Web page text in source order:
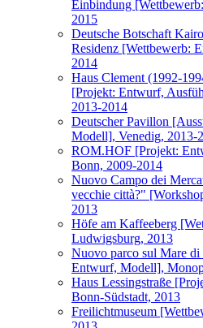
Einbindung
2015
Deutsche Botschaft
Residenz [Wettbewerb:
2014
Haus Clement (1992-
[Projekt: Entwurf,
2013-2014
Deutscher Pavillon
Modell], Venedig, 2013-
ROM.HOF [Projekt:
Bonn, 2009-2014
Nuovo Campo dei
vecchie città?"
2013
Höfe am Kaffeeberg
Ludwigsburg, 2013
Nuovo parco sul Mare
Entwurf, Modell],
Haus Lessingstraße
Bonn-Südstadt, 2013
Freilichtmuseum